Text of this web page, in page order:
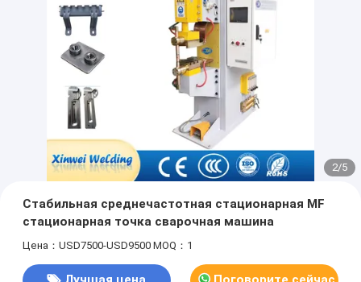
2/5
Стабильная среднечастотная стационарная MF
стационарная точка сварочная машина
Цена：USD7500-USD9500 MOQ：1